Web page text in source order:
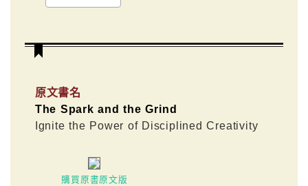
原文書名
The Spark and the Grind
Ignite the Power of Disciplined Creativity
購買原書原文版